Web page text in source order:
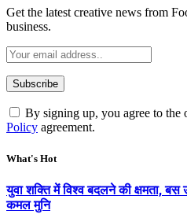
Get the latest creative news from
business.
By signing up, you agree to the
Policy agreement.
What's Hot
युवा शक्ति में विश्व बदलने की क्षमता, बस
कमल मुनि